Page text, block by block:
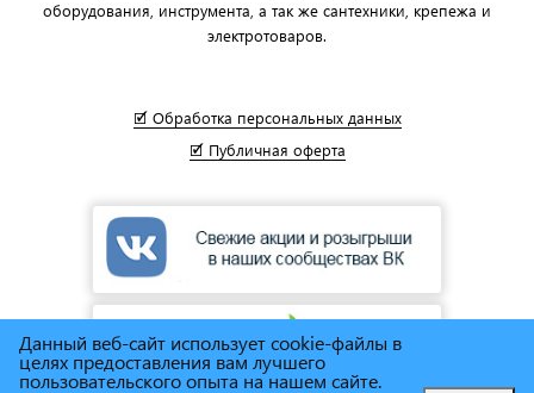
оборудования, инструмента, а так же сантехники, крепежа и
электротоваров.
🗹 Обработка персональных данных
🗹 Публичная оферта
Данный веб-сайт использует cookie-файлы в
целях предоставления вам лучшего
пользовательского опыта на нашем сайте.